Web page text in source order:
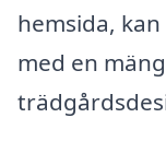
hemsida,
med en